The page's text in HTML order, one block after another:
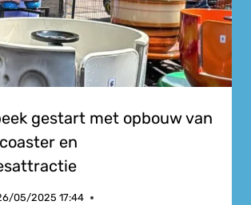
gestart met opbouw van
en
05/2025 17:44